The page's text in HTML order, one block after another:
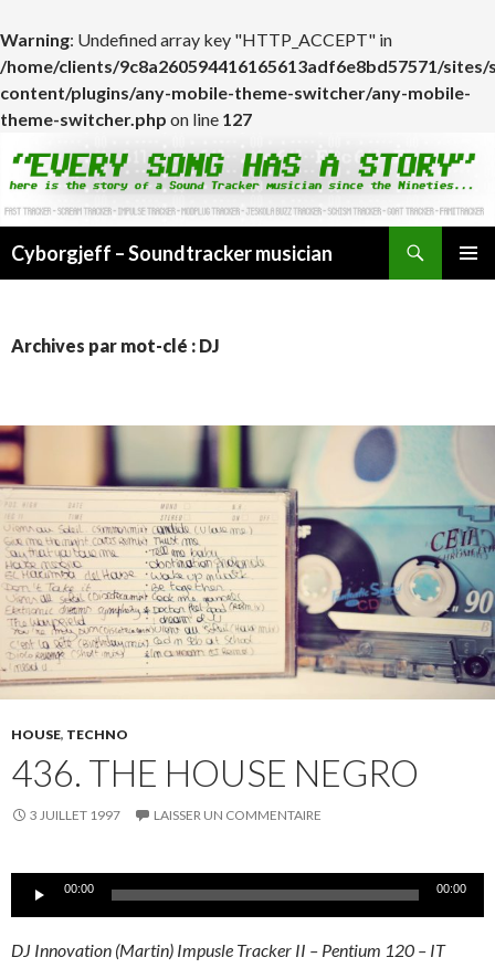
Warning: Undefined array key "HTTP_ACCEPT" in
/home/clients/9c8a260594416165613adf6e8bd57571/
content/plugins/any-mobile-theme-switcher/any-mobile-
theme-switcher.php on line 127
Cyborgjeff – Soundtracker musician
Archives par mot-clé : DJ
HOUSE, TECHNO
436. THE HOUSE NEGRO
3 JUILLET 1997 LAISSER UN COMMENTAIRE
Lecteur00:00 00:00
DJ Innovation (Martin) Impusle Tracker II – Pentium 120 – IT